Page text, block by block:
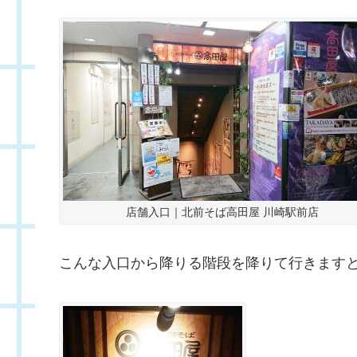
店舗入口｜北前そば高田屋 川崎駅前店
こんな入口から降りる階段を降りて行きます